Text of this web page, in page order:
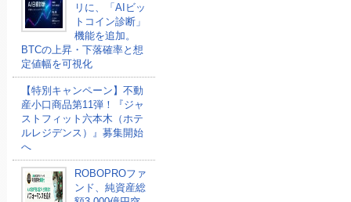
リに、「AIビッ
トコイン診断」
機能を追加。
BTCの上昇・下落確率と想
定値幅を可視化
【特別キャンペーン】不動
産小口商品第11弾！『ジャ
ストフィット六本木（ホテ
ルレジデンス）』募集開始
へ
ROBOPROファ
ンド、純資産総